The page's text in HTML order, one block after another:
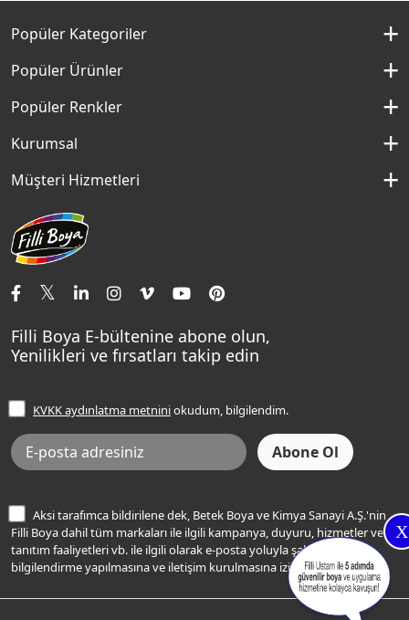
X
Popüler Kategoriler
İç Cephe Boyaları
İç Cephe Renkleri
Dış Cephe Renkleri
Mobilya Boyaları
Macun ve Astarlar
Yapı Kimyasalları
Tavan Boyaları
Ev Bakım ve Hobi Boyaları
Yatak Odası Renkleri
Popüler Ürünler
Momento Silan
Panel Kapı Boyası
Aqualux
Momento Max Cleanix
Sentomaxx Sentetik Boya
Sentomaxx İpeksi Mat
Momento Life
Popüler Renkler
Kırık Beyaz Rengi
Aydan Rengi
Fildişi Rengi
Andezit Rengi
Şampanya Rengi
Açık Mavi Rengi
Frezya Rengi
Kurumsal
Hakkımızda
Basın Odası
İletişim Bilgilerimiz
Müşteri Hizmetleri
İletişim Formu
Satış Noktaları
Renk Danışma
Filli Ustam
Sıkça Sorulan Sorular
Ücretsiz Yalıtım Keşif Hizmeti
Bilgi Toplumu Hizmetleri
İnternet Sitesi Kullanım Koşulları
KVKK Talep Formu
KVKK Aydınlatma Metni
Filli Boya E-bültenine abone olun,
Yenilikleri ve fırsatları takip edin
KVKK aydınlatma metniniokudum, bilgilendim.
Aksi tarafımca bildirilene dek, Betek Boya ve Kimya Sanayi A.Ş.'nin
Filli Boya dahil tüm markaları ile ilgili kampanya, duyuru, hizmetler ve
tanıtım faaliyetleri vb. ile ilgili olarak e-posta yoluyla şahsıma
bilgilendirme yapılmasına ve iletişim kurulmasına izin veriyorum.